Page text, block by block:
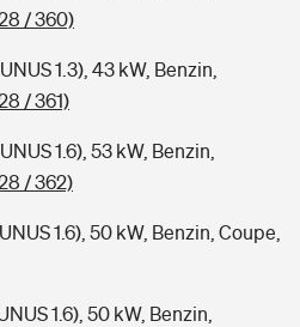
/ 360)
1.3), 43 kW, Benzin,
/ 361)
1.6), 53 kW, Benzin,
/ 362)
1.6), 50 kW, Benzin, Coupe,
1.6), 50 kW, Benzin,